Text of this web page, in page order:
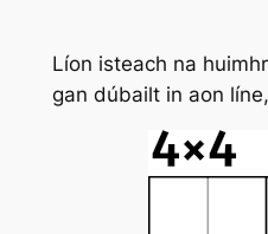
Líon isteach na
gan dúbailt in aon